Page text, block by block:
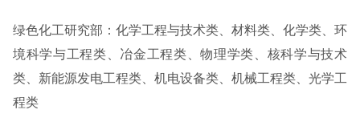
绿色化工研究部：化学工程与技术类、材料类、化学类、环
境科学与工程类、冶金工程类、物理学类、核科学与技术
类、新能源发电工程类、机电设备类、机械工程类、光学工
程类